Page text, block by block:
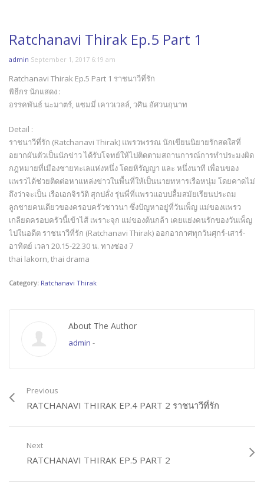
Ratchanavi Thirak Ep.5 Part 1
admin September 1, 2017 6:19 am
Ratchanavi Thirak Ep.5 Part 1 ราชนาวีที่รัก
พิธีกร นักแสดง :
อรรคพันธ์ นะมาตร์, แซมมี่ เคาวเวลล์, วศิน อัศวนฤนาท
Detail :
ราชนาวีที่รัก (Ratchanavi Thirak) แพรวพรรณ นักเขียนนิยายรักสดใสที่
อยากผันตัวเป็นนักข่าว ได้รับโจทย์ให้ไปติดตามสถานการณ์การทำประมงผิด
กฎหมายที่เมืองชายทะเลแห่งหนึ่ง โดยหิรัญญา และ หนึ่งนาที เพื่อนของ
แพรวได้ช่วยติดต่อหาแหล่งข่าวในพื้นที่ให้เป็นนายทหารเรือหนุ่ม โดยคาดไม่
ถึงว่าจะเป็น เรือเอกจิรวัติ สุกปลั่ง รุ่นพี่ที่แพรวแอบปลื้มสมัยเรียนประถม
ลูกชายคนเดียวของครอบครัวชาวนา ซึ่งปัญหาอยู่ที่วันเพ็ญ แม่ของแพรว
เกลียดครอบครัวนี้เข้าไส้ เพราะจุก แม่ของต้นกล้า เคยแย่งคนรักของวันเพ็ญ
ไปในอดีต ราชนาวีที่รัก (Ratchanavi Thirak) ออกอากาศทุกวันศุกร์-เสาร์-
อาทิตย์ เวลา 20.15-22.30 น. ทางช่อง 7
thai lakorn, thai drama
Category: Ratchanavi Thirak
About The Author
admin -
Previous
RATCHANAVI THIRAK EP.4 PART 2 ราชนาวีที่รัก
Next
RATCHANAVI THIRAK EP.5 PART 2